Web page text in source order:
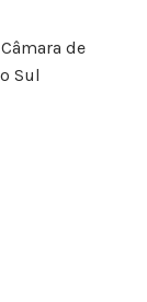
de
Sul